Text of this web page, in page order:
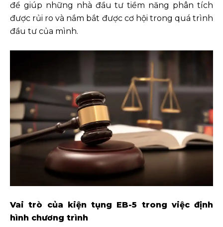
để giúp những nhà đầu tư tiềm năng phân tích
được rủi ro và nắm bắt được cơ hội trong quá trình
đầu tư của mình.
Vai trò của kiện tụng EB-5 trong việc định
hình chương trình